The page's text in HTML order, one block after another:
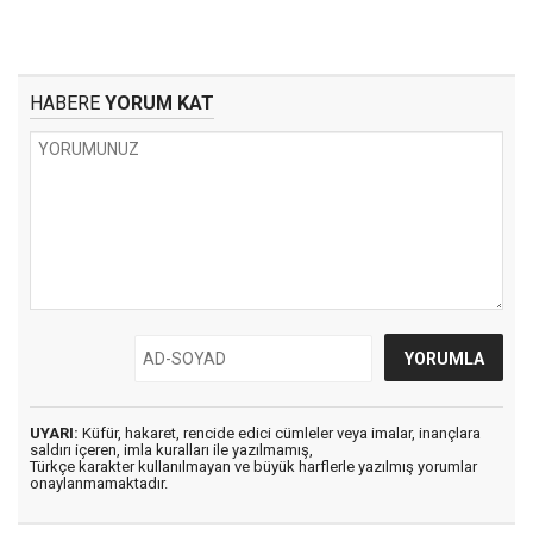
HABERE YORUM KAT
UYARI: Küfür, hakaret, rencide edici cümleler veya imalar, inançlara
saldırı içeren, imla kuralları ile yazılmamış,
Türkçe karakter kullanılmayan ve büyük harflerle yazılmış yorumlar
onaylanmamaktadır.